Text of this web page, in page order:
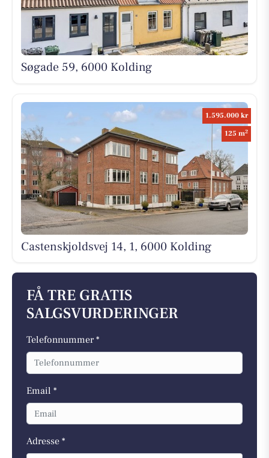
Søgade 59, 6000 Kolding
1.595.000 kr
125 m2
Castenskjoldsvej 14, 1, 6000 Kolding
FÅ TRE GRATIS
SALGSVURDERINGER
Telefonnummer *
Email *
Adresse *